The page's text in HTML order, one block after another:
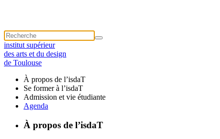
institut supérieur
des arts et du design
de Toulouse
À propos de l’isdaT
Se former à l’isdaT
Admission et vie étudiante
Agenda
À propos de l’isdaT